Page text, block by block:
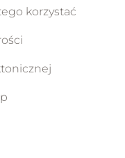
korzystać